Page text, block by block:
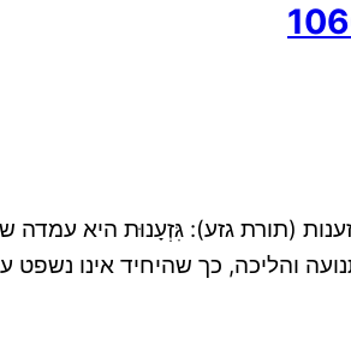
גזענות (תורת גזע): גִּזְעָנוּת
והליכה, כך שהיחיד אינו